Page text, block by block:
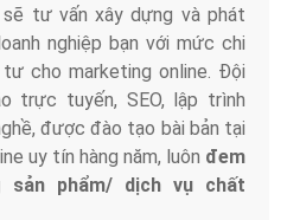
tư vấn xây dựng và phát
nghiệp bạn với mức chi
cho marketing online. Đội
trực tuyến, SEO, lập trình
được đào tạo bài bản tại
uy tín hàng năm, luôn đem
sản phẩm/ dịch vụ chất